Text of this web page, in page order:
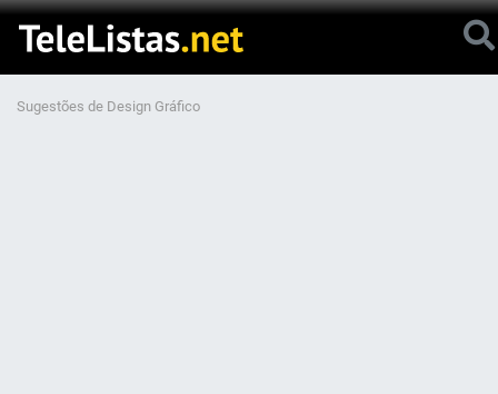
Sugestões de Design Gráfico